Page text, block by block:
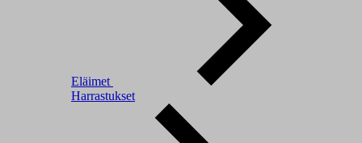
Eläimet
Harrastukset